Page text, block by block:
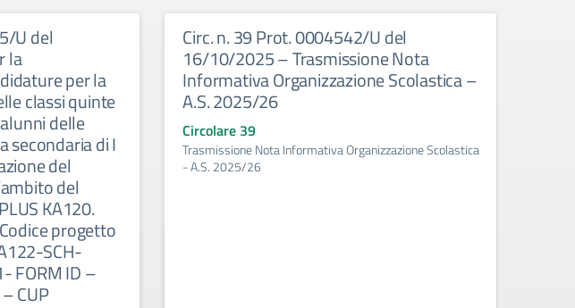
U del
la
per la
classi quinte
delle
secondaria di I
del
del
KA120.
progetto
SCH-
FORM ID –
CUP
Circ. n. 39 Prot. 0004542/U del
16/10/2025 – Trasmissione Nota
Informativa Organizzazione Scolastica –
A.S. 2025/26
Circolare 39
Trasmissione Nota Informativa Organizzazione Scolastica
- A.S. 2025/26